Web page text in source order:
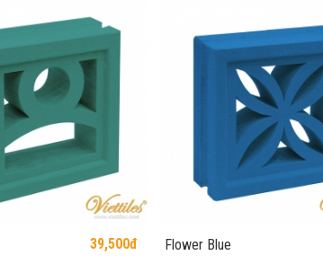
39,500đ Flower Blue